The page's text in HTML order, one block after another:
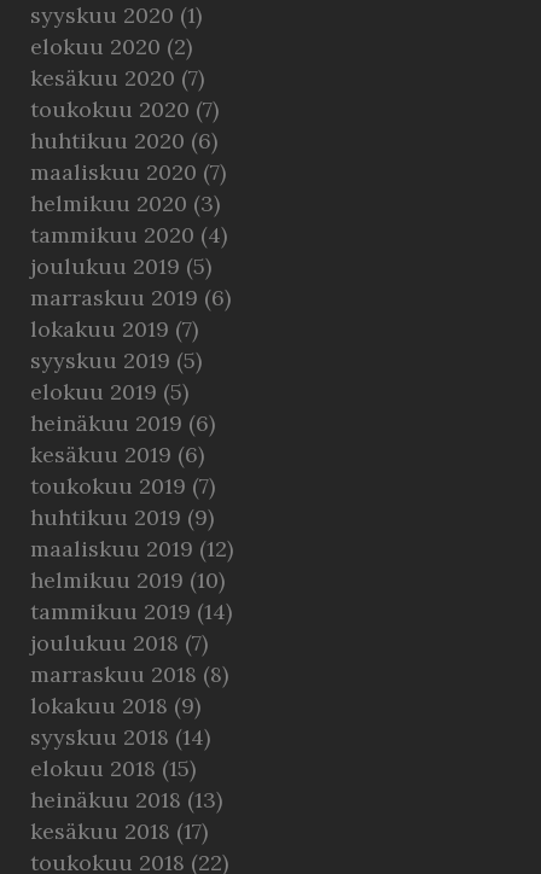
syyskuu 2020 (1)
elokuu 2020 (2)
kesäkuu 2020 (7)
toukokuu 2020 (7)
huhtikuu 2020 (6)
maaliskuu 2020 (7)
helmikuu 2020 (3)
tammikuu 2020 (4)
joulukuu 2019 (5)
marraskuu 2019 (6)
lokakuu 2019 (7)
syyskuu 2019 (5)
elokuu 2019 (5)
heinäkuu 2019 (6)
kesäkuu 2019 (6)
toukokuu 2019 (7)
huhtikuu 2019 (9)
maaliskuu 2019 (12)
helmikuu 2019 (10)
tammikuu 2019 (14)
joulukuu 2018 (7)
marraskuu 2018 (8)
lokakuu 2018 (9)
syyskuu 2018 (14)
elokuu 2018 (15)
heinäkuu 2018 (13)
kesäkuu 2018 (17)
toukokuu 2018 (22)